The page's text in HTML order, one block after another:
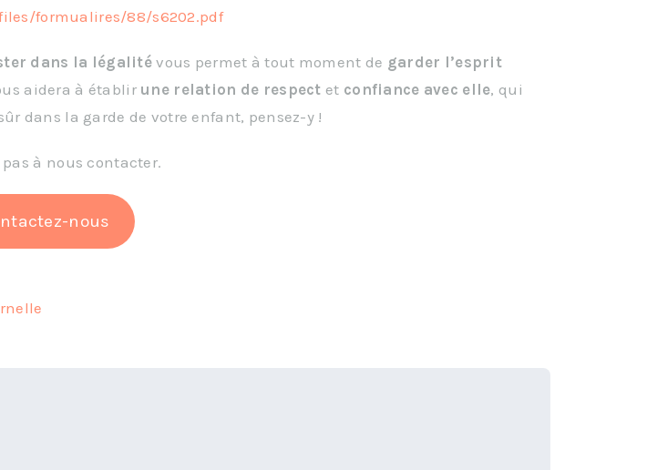
formualires/88/s6202.pdf
dans la légalitévous permet à tout moment de garder l’esprit
aidera à établir une relation de respect et confiance avec elle, qui
dans la garde de votre enfant, pensez-y !
à nous contacter.
nous